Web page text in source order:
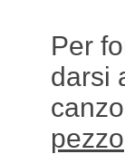
Per
darsi
pezzo